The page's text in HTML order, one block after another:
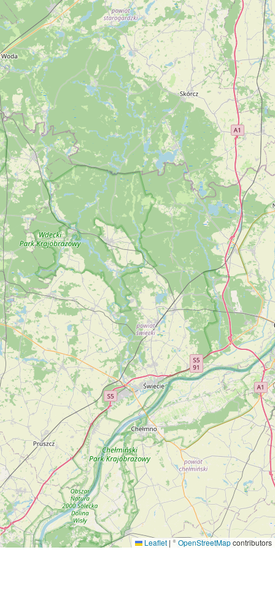
Leaflet | © OpenStreetMapcontributors